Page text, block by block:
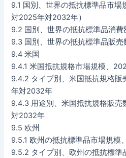
9.1 国別、世界の抵抗標準品市場
対2025年対2032年）
9.2 国別、世界の抵抗標準品消費
9.3 国別、世界の抵抗標準品販売
9.4 米国
9.4.1 米国抵抗規格市場規模、
9.4.2 タイプ別、米国抵抗規格
年対2032年
9.4.3 用途別、米国抵抗規格販
対2032年
9.5 欧州
9.5.1 欧州の抵抗標準品市場規模
9.5.2 タイプ別、欧州の抵抗標準